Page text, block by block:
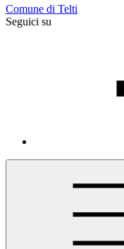
Comune di Telti
Seguici su